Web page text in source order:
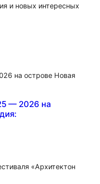
и новых интересных
— 2026 на